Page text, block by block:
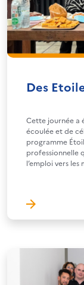
Des
Cette journée a
écoulée et de
programme
professionnelle
l’emploi vers